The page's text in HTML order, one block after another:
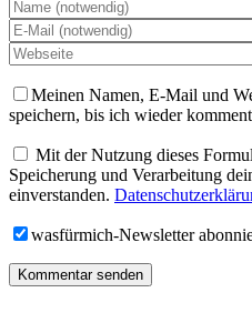
Meinen Namen, E-Mail und
speichern, bis ich wieder
Mit der Nutzung dieses
Speicherung und Verarbeitung
einverstanden.
wasfürmich-Newsletter